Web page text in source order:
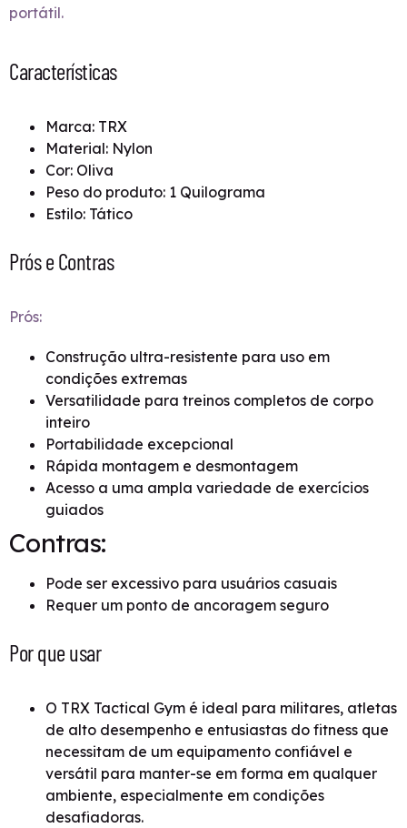
portátil.
Características
Marca: TRX
Material: Nylon
Cor: Oliva
Peso do produto: 1 Quilograma
Estilo: Tático
Prós e Contras
Prós:
Construção ultra-resistente para uso em
condições extremas
Versatilidade para treinos completos de corpo
inteiro
Portabilidade excepcional
Rápida montagem e desmontagem
Acesso a uma ampla variedade de exercícios
guiados
Contras:
Pode ser excessivo para usuários casuais
Requer um ponto de ancoragem seguro
Por que usar
O TRX Tactical Gym é ideal para militares, atletas
de alto desempenho e entusiastas do fitness que
necessitam de um equipamento confiável e
versátil para manter-se em forma em qualquer
ambiente, especialmente em condições
desafiadoras.